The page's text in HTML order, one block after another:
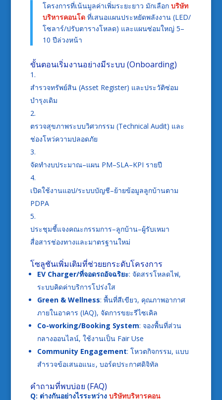
โครงการที่เน้นมูลค่าเพิ่มระยะยาว มักเลือก บริษัท
บริหารคอนโดที่เสนอแผนประหยัดพลังงาน (LED/
โซลาร์/ปรับตารางโหลด) และแผนซ่อมใหญ่ 5–
10 ปีล่วงหน้า
ขั้นตอนเริ่มงานอย่างมีระบบ (Onboarding)
สำรวจทรัพย์สิน (Asset Register) และประวัติซ่อม
บำรุงเดิม
ตรวจสุขภาพระบบวิศวกรรม (Technical Audit) และ
ช่องโหว่ความปลอดภัย
จัดทำงบประมาณ–แผน PM–SLA–KPI รายปี
เปิดใช้งานแอป/ระบบบัญชี–ย้ายข้อมูลลูกบ้านตาม
PDPA
ประชุมชี้แจงคณะกรรมการ–ลูกบ้าน–ผู้รับเหมา
สื่อสารช่องทางและมาตรฐานใหม่
โซลูชันเพิ่มเติมที่ช่วยยกระดับโครงการ
EV Charger/ที่จอดรถอัจฉริยะ: จัดสรรโหลดไฟ,
ระบบคิดค่าบริการโปร่งใส
Green & Wellness: พื้นที่สีเขียว, คุณภาพอากาศ
ภายในอาคาร (IAQ), จัดการขยะรีไซเคิล
Co-working/Booking System: จองพื้นที่ส่วน
กลางออนไลน์, ใช้งานเป็น Fair Use
Community Engagement: โหวตกิจกรรม, แบบ
สำรวจข้อเสนอแนะ, บอร์ดประกาศดิจิทัล
คำถามที่พบบ่อย (FAQ)
Q: ต่างกันอย่างไรระหว่าง บริษัทบริหารคอน